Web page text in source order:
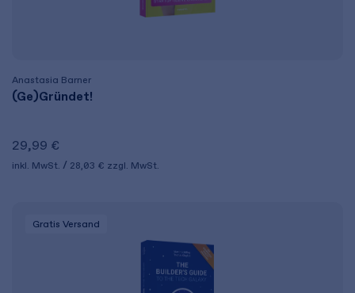
Anastasia Barner
(Ge)Gründet!
29,99 €
inkl. MwSt. 28,03 € zzgl. MwSt.
Gratis Versand